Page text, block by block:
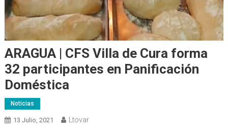
ARAGUA | CFS Villa de Cura forma
32 participantes en Panificación
Doméstica
Noticias
13 Julio, 2021 Ltovar